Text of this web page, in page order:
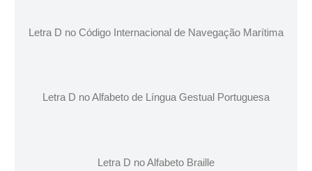
Letra D no Código Internacional de Navegação Marítima
Letra D no Alfabeto de Língua Gestual Portuguesa
Letra D no Alfabeto Braille